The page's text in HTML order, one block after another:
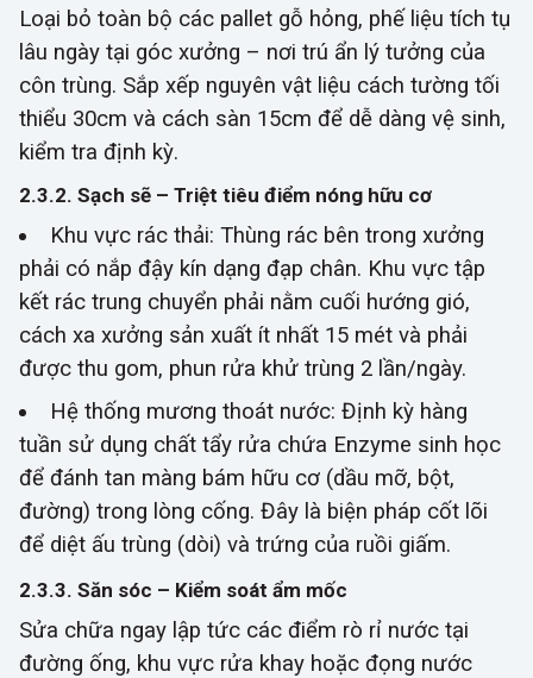
Loại bỏ toàn bộ các pallet gỗ hỏng, phế liệu tích tụ
lâu ngày tại góc xưởng – nơi trú ẩn lý tưởng của
côn trùng. Sắp xếp nguyên vật liệu cách tường tối
thiểu 30cm và cách sàn 15cm để dễ dàng vệ sinh,
kiểm tra định kỳ.
2.3.2. Sạch sẽ – Triệt tiêu điểm nóng hữu cơ
Khu vực rác thải: Thùng rác bên trong xưởng
phải có nắp đậy kín dạng đạp chân. Khu vực tập
kết rác trung chuyển phải nằm cuối hướng gió,
cách xa xưởng sản xuất ít nhất 15 mét và phải
được thu gom, phun rửa khử trùng 2 lần/ngày.
Hệ thống mương thoát nước: Định kỳ hàng
tuần sử dụng chất tẩy rửa chứa Enzyme sinh học
để đánh tan màng bám hữu cơ (dầu mỡ, bột,
đường) trong lòng cống. Đây là biện pháp cốt lõi
để diệt ấu trùng (dòi) và trứng của ruồi giấm.
2.3.3. Săn sóc – Kiểm soát ẩm mốc
Sửa chữa ngay lập tức các điểm rò rỉ nước tại
đường ống, khu vực rửa khay hoặc đọng nước